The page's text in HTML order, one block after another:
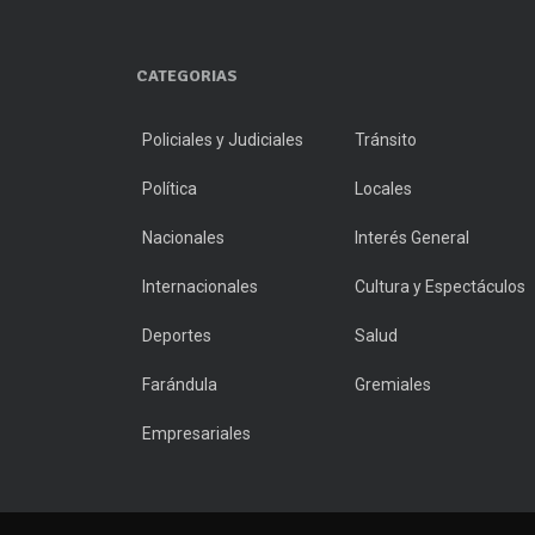
CATEGORIAS
Policiales y Judiciales Tránsito
Política Locales
Nacionales Interés General
Internacionales Cultura y Espectáculos
Deportes Salud
Farándula Gremiales
Empresariales